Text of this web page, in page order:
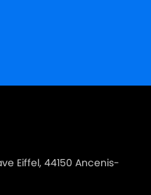
Eiffel, 44150 Ancenis-